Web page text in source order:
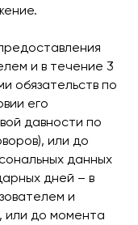
и в течение 3
обязательств по
его
давности по
или до
данных
дней – в
и
или до момента